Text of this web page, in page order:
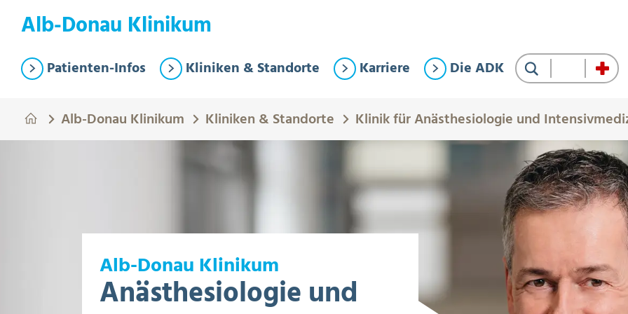
Alb-Donau Klinikum
Patienten-Infos Kliniken & Standorte Karriere Die ADK Suche
Alb-Donau Klinikum Kliniken & Standorte Klinik für Anästhesiologie und
Alb-Donau Klinikum
Anästhesiologie und